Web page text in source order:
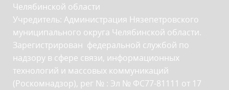
Челябинской области
Учредитель: Администрация Нязепетровского
муниципального округа Челябинской области.
Зарегистрирован федеральной службой по
надзору в сфере связи, информационных
технологий и массовых коммуникаций
(Роскомнадзор), рег № : Эл № ФС77-81111 от 17